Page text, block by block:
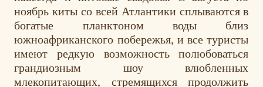
ноябрь киты со всей Атлантики сплываются в
богатые планктоном воды близ
южноафриканского побережья, и все туристы
имеют редкую возможность полюбоваться
грандиозным шоу влюбленных
млекопитающих, стремящихся продолжить